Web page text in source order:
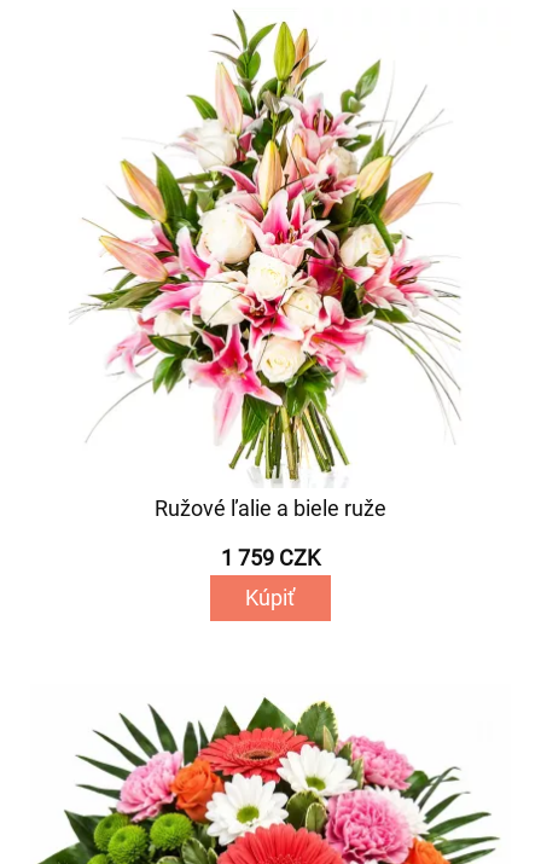
Ružové ľalie a biele ruže
1 759 CZK
Kúpiť